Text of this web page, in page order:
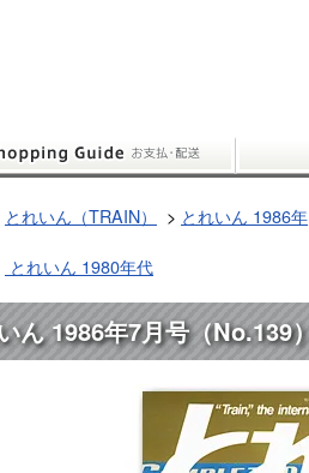
とれいん（TRAIN） > とれいん 1986年
とれいん 1980年代
ん 1986年7月号（No.139）